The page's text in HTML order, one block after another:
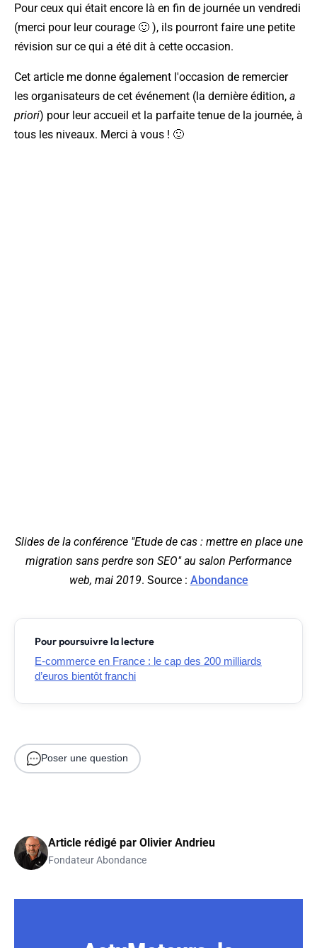
Pour ceux qui était encore là en fin de journée un vendredi
(merci pour leur courage 🙂 ), ils pourront faire une petite
révision sur ce qui a été dit à cette occasion.
Cet article me donne également l'occasion de remercier
les organisateurs de cet événement (la dernière édition, a
priori) pour leur accueil et la parfaite tenue de la journée, à
tous les niveaux. Merci à vous ! 🙂
Slides de la conférence "Etude de cas : mettre en place une
migration sans perdre son SEO" au salon Performance
web, mai 2019. Source : Abondance
Pour poursuivre la lecture
E-commerce en France : le cap des 200 milliards
d’euros bientôt franchi
Poser une question
Article rédigé par Olivier Andrieu
Fondateur Abondance